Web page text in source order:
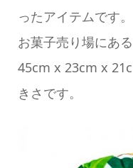
ったアイテムです。
お菓子売り場にあ
45cm x 23cm x
きさです。